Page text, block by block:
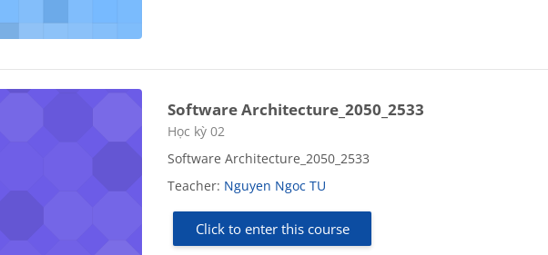
Software Architecture_2050_2533
Course category
Học kỳ 02
Software Architecture_2050_2533
Teacher: Nguyen Ngoc TU
Click to enter this course